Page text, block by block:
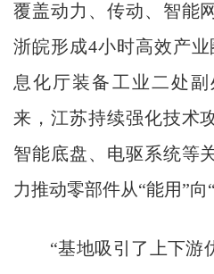
覆盖动力、传动、智能
浙皖形成4小时高效产
息化厅装备工业二处
来，江苏持续强化技术
智能底盘、电驱系统等
力推动零部件从“能用”向
“基地吸引了上下游优